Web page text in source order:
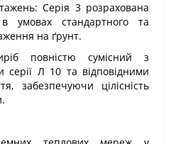
Серія 3 розрахована
умовах стандартного та
на ґрунт.
повністю сумісний з
серії Л 10 та відповідними
забезпечуючи цілісність